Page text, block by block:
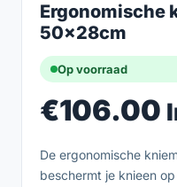
Ergonomische
50x28cm
Op voorraad
€106.00
De ergonomische
beschermt je knieen